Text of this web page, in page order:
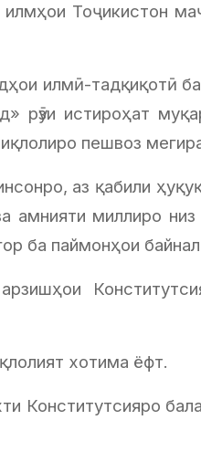
Тоҷикистон
илмӣ-тадқиқотӣ
рӯзи истироҳат
пешвоз
аз қабили
амнияти миллиро
ба паймонҳои
хотима ёфт.
Конститутсияро